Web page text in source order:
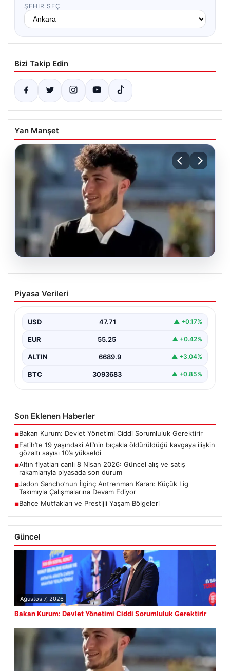
ŞEHIR SEÇ
Bizi Takip Edin
Yan Manşet
Fatih’te 19 yaşındaki Ali’nin bıçakla
öldürüldüğü kavgaya ilişkin gözaltı
Piyasa Verileri
USD 47.71 ▲ +0.17%
EUR 55.25 ▲ +0.42%
ALTIN 6689.9 ▲ +3.04%
BTC 3093683 ▲ +0.85%
Son Eklenen Haberler
■Bakan Kurum: Devlet Yönetimi Ciddi Sorumluluk Gerektirir
■Fatih’te 19 yaşındaki Ali’nin bıçakla öldürüldüğü kavgaya ilişkin
gözaltı sayısı 10’a yükseldi
■Altın fiyatları canlı 8 Nisan 2026: Güncel alış ve satış
rakamlarıyla piyasada son durum
■Jadon Sancho’nun İlginç Antrenman Kararı: Küçük Lig
Takımıyla Çalışmalarına Devam Ediyor
■Bahçe Mutfakları ve Prestijli Yaşam Bölgeleri
Güncel
Ağustos 7, 2026
Bakan Kurum: Devlet Yönetimi Ciddi Sorumluluk Gerektirir